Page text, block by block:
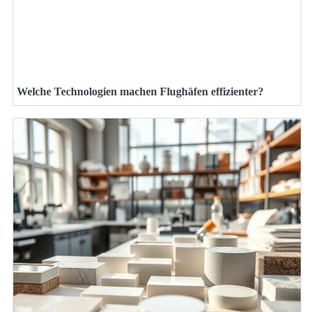
Welche Technologien machen Flughäfen effizienter?